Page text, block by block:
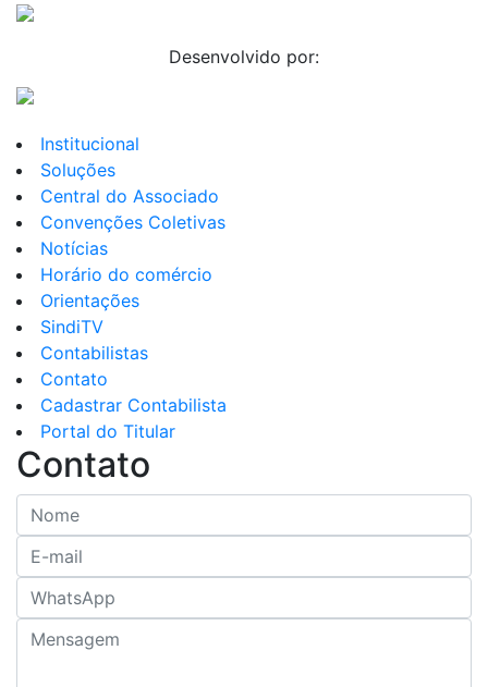
Desenvolvido por:
Institucional
Soluções
Central do Associado
Convenções Coletivas
Notícias
Horário do comércio
Orientações
SindiTV
Contabilistas
Contato
Cadastrar Contabilista
Portal do Titular
Contato